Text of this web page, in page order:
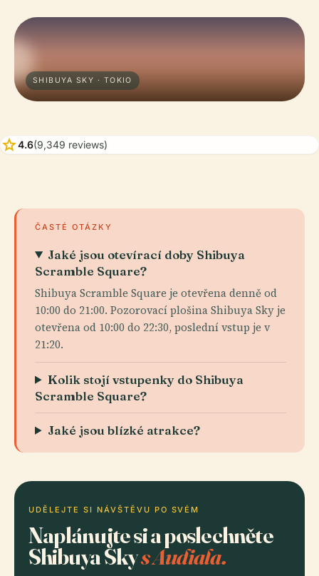
SHIBUYA SKY · TOKIO
star4.6(9,349 reviews)
ČASTÉ OTÁZKY
Jaké jsou otevírací doby Shibuya
Scramble Square?
Shibuya Scramble Square je otevřena denně od
10:00 do 21:00. Pozorovací plošina Shibuya Sky je
otevřena od 10:00 do 22:30, poslední vstup je v
21:20.
Kolik stojí vstupenky do Shibuya
Scramble Square?
Jaké jsou blízké atrakce?
UDĚLEJTE SI NÁVŠTĚVU PO SVÉM
Naplánujte si a poslechněte
Shibuya Skys Audiala.